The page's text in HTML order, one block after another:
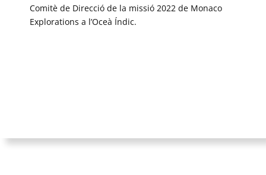
Comitè de Direcció de la missió 2022 de Monaco
Explorations a l’Oceà Índic.